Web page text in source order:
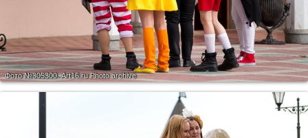
Фото №305300.Art16.ru Photo archive